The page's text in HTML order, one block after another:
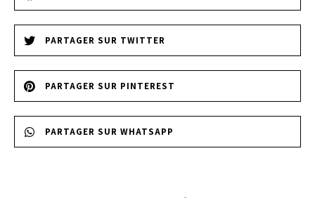
PARTAGER SUR TWITTER
PARTAGER SUR PINTEREST
PARTAGER SUR WHATSAPP